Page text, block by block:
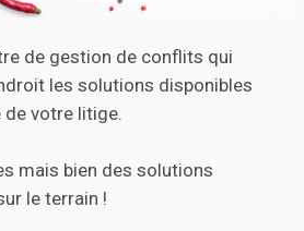
de gestion de conflits qui
les solutions disponibles
de votre litige.
mais bien des solutions
le terrain !